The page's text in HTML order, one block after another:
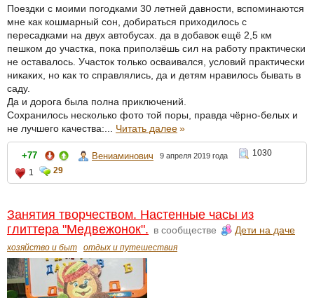
Поездки с моими погодками 30 летней давности, вспоминаются
мне как кошмарный сон, добираться приходилось с
пересадками на двух автобусах. да в добавок ещё 2,5 км
пешком до участка, пока приползёшь сил на работу практически
не оставалось. Участок только осваивался, условий практически
никаких, но как то справлялись, да и детям нравилось бывать в
саду.
Да и дорога была полна приключений.
Сохранилось несколько фото той поры, правда чёрно-белых и
не лучшего качества:... Читать далее»
+77 Вениаминович 9 апреля 2019 года
1030
1
29
Занятия творчеством. Настенные часы из
глиттера "Медвежонок". в сообществе Дети на даче
хозяйство и быт отдых и путешествия